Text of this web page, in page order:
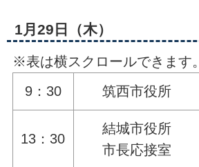
1月29日（木）
※表は横スクロールできます。
9：30
筑西市役所
13：30
結城市役所
市長応接室